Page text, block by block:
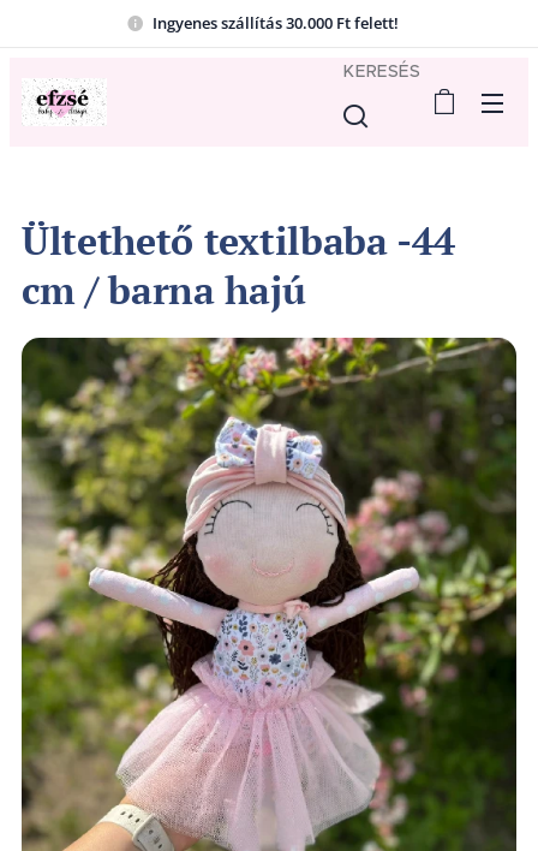
Ingyenes szállítás 30.000 Ft felett!
KERESÉS
Ültethető textilbaba -44
cm / barna hajú